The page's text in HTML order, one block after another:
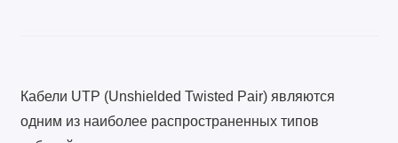
Кабели UTP (Unshielded Twisted Pair) являются
одним из наиболее распространенных типов